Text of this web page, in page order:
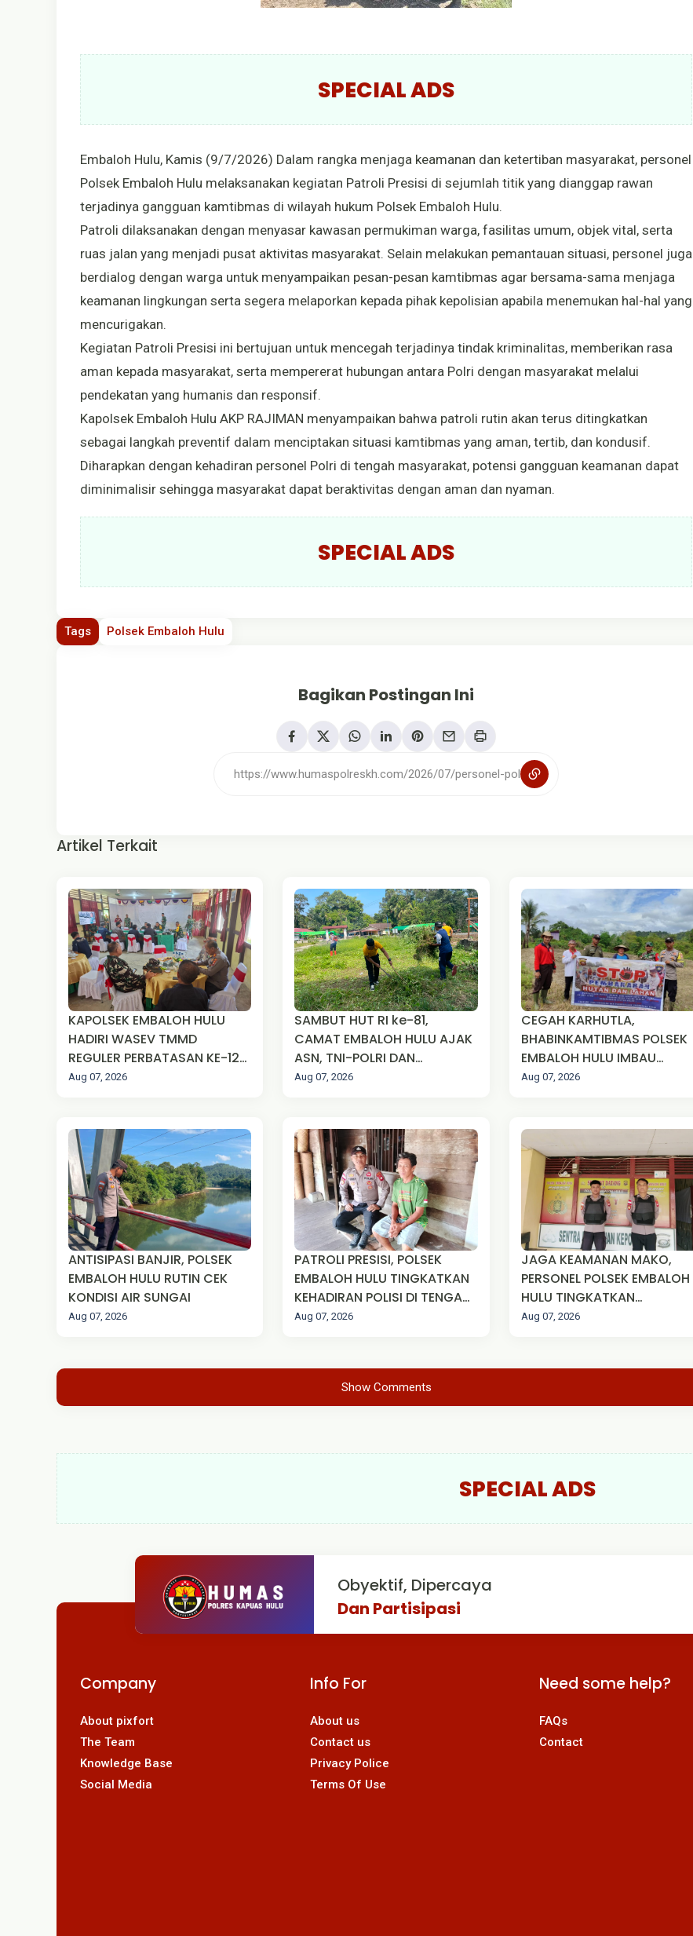
SPECIAL ADS
Embaloh Hulu, Kamis (9/7/2026) Dalam rangka menjaga keamanan dan ketertiban masyarakat, personel
Polsek Embaloh Hulu melaksanakan kegiatan Patroli Presisi di sejumlah titik yang dianggap rawan
terjadinya gangguan kamtibmas di wilayah hukum Polsek Embaloh Hulu.
Patroli dilaksanakan dengan menyasar kawasan permukiman warga, fasilitas umum, objek vital, serta
ruas jalan yang menjadi pusat aktivitas masyarakat. Selain melakukan pemantauan situasi, personel juga
berdialog dengan warga untuk menyampaikan pesan-pesan kamtibmas agar bersama-sama menjaga
keamanan lingkungan serta segera melaporkan kepada pihak kepolisian apabila menemukan hal-hal yang
mencurigakan.
Kegiatan Patroli Presisi ini bertujuan untuk mencegah terjadinya tindak kriminalitas, memberikan rasa
aman kepada masyarakat, serta mempererat hubungan antara Polri dengan masyarakat melalui
pendekatan yang humanis dan responsif.
Kapolsek Embaloh Hulu AKP RAJIMAN menyampaikan bahwa patroli rutin akan terus ditingkatkan
sebagai langkah preventif dalam menciptakan situasi kamtibmas yang aman, tertib, dan kondusif.
Diharapkan dengan kehadiran personel Polri di tengah masyarakat, potensi gangguan keamanan dapat
diminimalisir sehingga masyarakat dapat beraktivitas dengan aman dan nyaman.
SPECIAL ADS
Tags Polsek Embaloh Hulu
Bagikan Postingan Ini
Artikel Terkait
KAPOLSEK EMBALOH HULU
HADIRI WASEV TMMD
REGULER PERBATASAN KE-129
TA 2026 DI DESA SUNGAI
Aug 07, 2026
SAMBUT HUT RI ke-81,
CAMAT EMBALOH HULU AJAK
ASN, TNI-POLRI DAN
MASYARAKAT GOTONG
Aug 07, 2026
CEGAH KARHUTLA,
BHABINKAMTIBMAS POLSEK
EMBALOH HULU IMBAU
WARGA TIDAK MEMBAKAR
Aug 07, 2026
ANTISIPASI BANJIR, POLSEK
EMBALOH HULU RUTIN CEK
KONDISI AIR SUNGAI
Aug 07, 2026
PATROLI PRESISI, POLSEK
EMBALOH HULU TINGKATKAN
KEHADIRAN POLISI DI TENGAH
MASYARAKAT
Aug 07, 2026
JAGA KEAMANAN MAKO,
PERSONEL POLSEK EMBALOH
HULU TINGKATKAN
KEWASPADAAN MELALUI
Aug 07, 2026
Show Comments
SPECIAL ADS
Obyektif, Dipercaya
Dan Partisipasi
Company
About pixfort
The Team
Knowledge Base
Social Media
Info For
About us
Contact us
Privacy Police
Terms Of Use
Need some help?
FAQs
Contact